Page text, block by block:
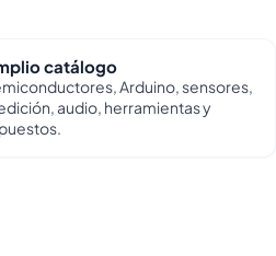
catálogo
Arduino, sensores,
audio, herramientas y